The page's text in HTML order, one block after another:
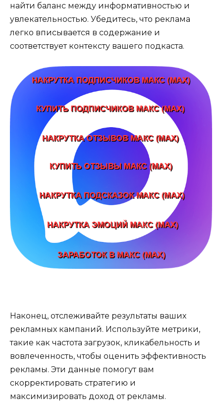
найти баланс между информативностью и
увлекательностью. Убедитесь, что реклама
легко вписывается в содержание и
соответствует контексту вашего подкаста.
Наконец, отслеживайте результаты ваших
рекламных кампаний. Используйте метрики,
такие как частота загрузок, кликабельность и
вовлеченность, чтобы оценить эффективность
рекламы. Эти данные помогут вам
скорректировать стратегию и
максимизировать доход от рекламы.